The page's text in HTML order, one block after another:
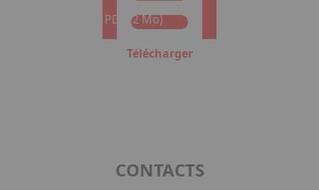
Format : PDF (2 Mo)
Télécharger
CONTACTS